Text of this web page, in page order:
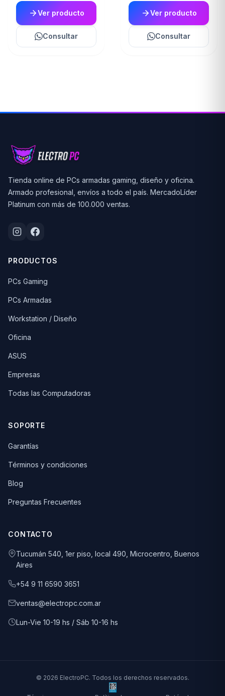
Ver producto
Consultar
Ver producto
Consultar
Tienda online de PCs armadas gaming, diseño y oficina.
Armado profesional, envíos a todo el país. MercadoLíder
Platinum con más de 100.000 ventas.
PRODUCTOS
PCs Gaming
PCs Armadas
Workstation / Diseño
Oficina
ASUS
Empresas
Todas las Computadoras
SOPORTE
Garantías
Términos y condiciones
Blog
Preguntas Frecuentes
CONTACTO
Tucumán 540, 1er piso, local 490, Microcentro, Buenos
Aires
+54 9 11 6590 3651
ventas@electropc.com.ar
Lun-Vie 10-19 hs / Sáb 10-16 hs
© 2026 ElectroPC. Todos los derechos reservados.